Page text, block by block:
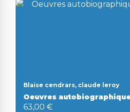
Blaise cendrars, claude leroy
Oeuvres
63,00 €